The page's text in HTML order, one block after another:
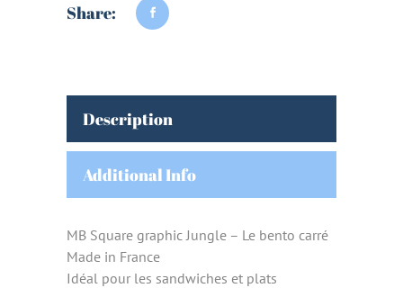
Share:
Description
Additional Info
MB Square graphic Jungle – Le bento carré
Made in France
Idéal pour les sandwiches et plats